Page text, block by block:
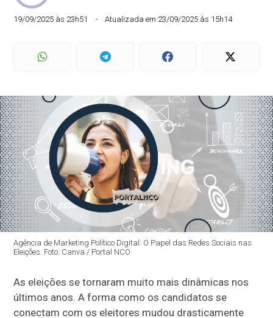
19/09/2025 às 23h51 Atualizada em 23/09/2025 às 15h14
Agência de Marketing Político Digital: O Papel das Redes Sociais nas
Eleições. Foto: Canva / Portal NCO
As eleições se tornaram muito mais dinâmicas nos
últimos anos. A forma como os candidatos se
conectam com os eleitores mudou drasticamente